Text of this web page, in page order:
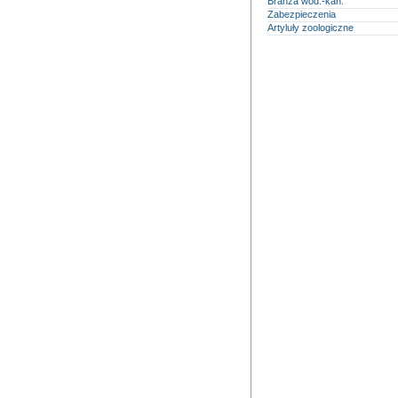
Zabezpieczenia
Artyluły zoologiczne